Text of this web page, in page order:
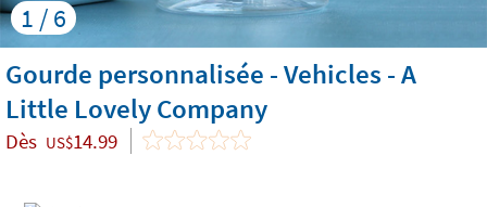
1 / 6
Gourde personnalisée - Vehicles - A
Little Lovely Company
Dès US$14.99